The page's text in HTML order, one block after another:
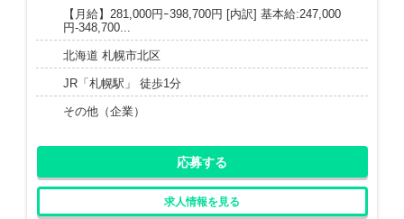
【月給】281,000円ｰ398,700円 [内訳] 基本給:247,000
円-348,700...
北海道 札幌市北区
JR「札幌駅」 徒歩1分
その他（企業）
応募する
求人情報を見る